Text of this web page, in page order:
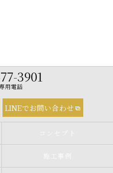
3901
用電話
LINEでお問い合わせ
コンセプト
施工事例